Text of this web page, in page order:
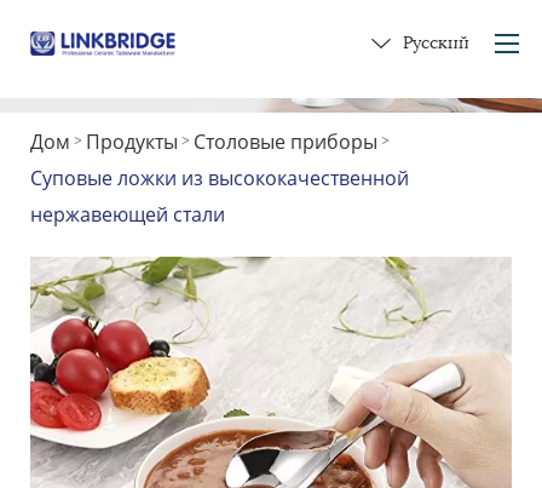
Дом
о нас
Услуга
В керамику
Получите подарок
Русский
Дом > Продукты > Столовые приборы >
Суповые ложки из высококачественной
нержавеющей стали